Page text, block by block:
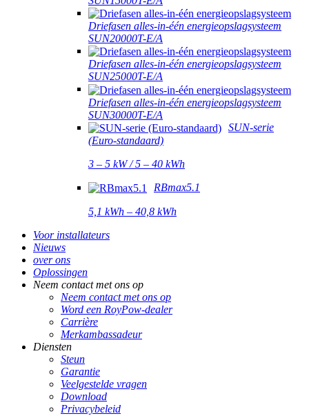
Driefasen alles-in-één energieopslagsysteem
SUN20000T-E/A
Driefasen alles-in-één energieopslagsysteem
SUN25000T-E/A
Driefasen alles-in-één energieopslagsysteem
SUN30000T-E/A
SUN-serie
(Euro-standaard)
3 – 5 kW / 5 – 40 kWh
RBmax5.1
5,1 kWh – 40,8 kWh
Voor installateurs
Nieuws
over ons
Oplossingen
Neem contact met ons op
Neem contact met ons op
Word een RoyPow-dealer
Carrière
Merkambassadeur
Diensten
Steun
Garantie
Veelgestelde vragen
Download
Privacybeleid